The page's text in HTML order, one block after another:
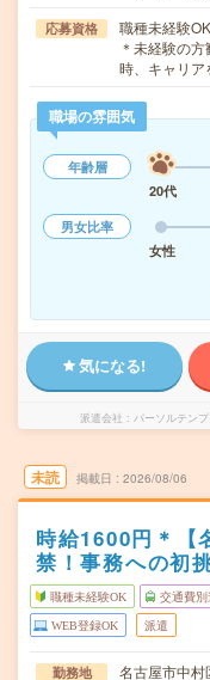
応募資格
職種未経験
＊未経験の
時、キャリ
職場の雰囲気
年齢層
20代
男女比率
女性
気になる!
派遣会社 パーソルテン
未読 掲載日 2026/08/06
時給1600円＊【
禁！事務への初
職種未経験OK 交通費別
WEB登録OK 派遣
勤務地
名古屋市中村